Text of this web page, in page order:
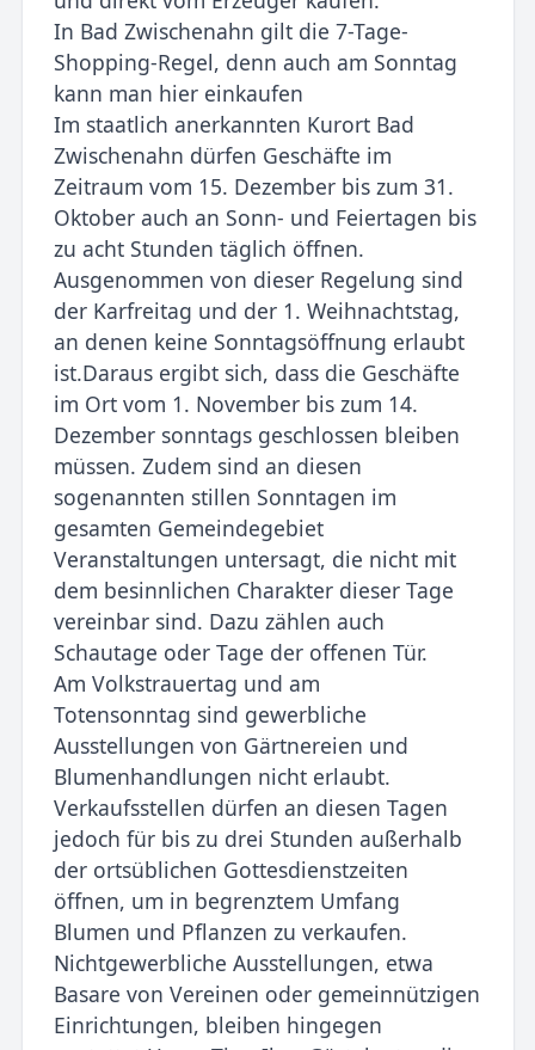
In Bad Zwischenahn gilt die 7-Tage-
Shopping-Regel, denn auch am Sonntag
kann man hier einkaufen
Im staatlich anerkannten Kurort Bad
Zwischenahn dürfen Geschäfte im
Zeitraum vom 15. Dezember bis zum 31.
Oktober auch an Sonn- und Feiertagen bis
zu acht Stunden täglich öffnen.
Ausgenommen von dieser Regelung sind
der Karfreitag und der 1. Weihnachtstag,
an denen keine Sonntagsöffnung erlaubt
ist.Daraus ergibt sich, dass die Geschäfte
im Ort vom 1. November bis zum 14.
Dezember sonntags geschlossen bleiben
müssen. Zudem sind an diesen
sogenannten stillen Sonntagen im
gesamten Gemeindegebiet
Veranstaltungen untersagt, die nicht mit
dem besinnlichen Charakter dieser Tage
vereinbar sind. Dazu zählen auch
Schautage oder Tage der offenen Tür.
Am Volkstrauertag und am
Totensonntag sind gewerbliche
Ausstellungen von Gärtnereien und
Blumenhandlungen nicht erlaubt.
Verkaufsstellen dürfen an diesen Tagen
jedoch für bis zu drei Stunden außerhalb
der ortsüblichen Gottesdienstzeiten
öffnen, um in begrenztem Umfang
Blumen und Pflanzen zu verkaufen.
Nichtgewerbliche Ausstellungen, etwa
Basare von Vereinen oder gemeinnützigen
Einrichtungen, bleiben hingegen